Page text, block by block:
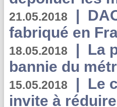
21.05.2018 |
fabriqué en
18.05.2018 | La
bannie du
15.05.2018 | Le
invite à